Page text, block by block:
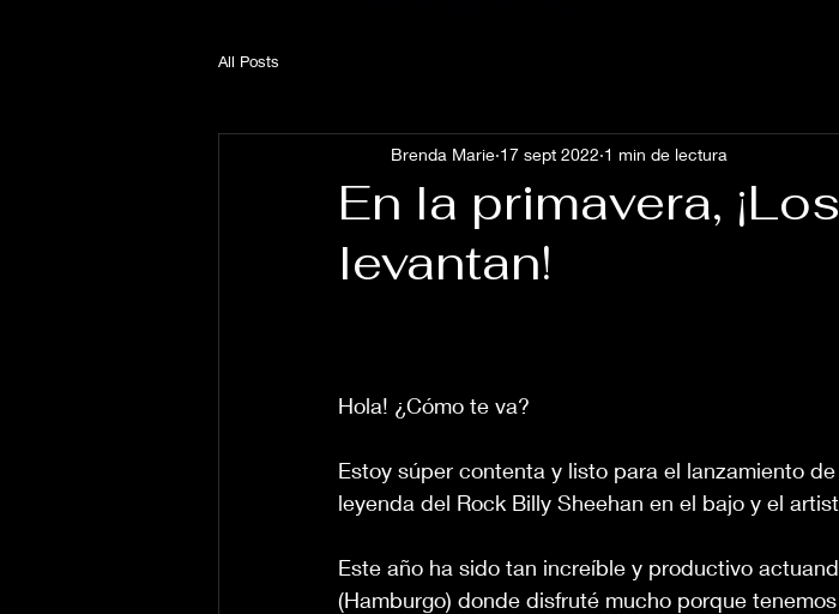
All Posts
En la primavera,
levantan!
Brenda Marie 17 sept 2022 1 min de lectura
Hola! ¿Cómo te va?
Estoy súper contenta y listo para el lanzamiento
leyenda del Rock Billy Sheehan en el bajo y el
Este año ha sido tan increíble y productivo
(Hamburgo) donde disfruté mucho porque